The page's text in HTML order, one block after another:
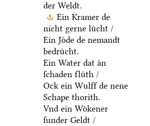
der Weldt.
Ein Kramer de
nicht gerne luͤcht /
Ein Joͤde de nemandt
bedruͤcht.
Ein Water dat aͤn
ſchaden fluͤth /
Ock ein Wulff de nene
Schape thorith.
Vnd ein Woͤkener
ſunder Geldt /